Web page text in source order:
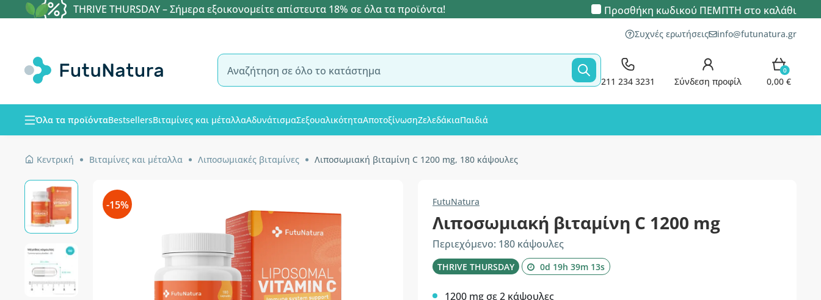
THRIVE THURSDAY – Σήμερα εξοικονομείτε απίστευτα 18% σε όλα τα προϊόντα! Προσθήκη κωδικού ΠΕΜΠΤΗ στο καλάθι
Συχνές ερωτήσεις info@futunatura.gr
211 234 3231 Σύνδεση προφίλ
0
0,00 €
Όλα τα προϊόνταBestsellersΒιταμίνες και μέταλλαΑδυνάτισμαΣεξουαλικότηταΑποτοξίνωσηΖελεδάκιαΠαιδιά
Κεντρική Βιταμίνες και μέταλλα Λιποσωμιακές βιταμίνες Λιποσωμιακή βιταμίνη C 1200 mg, 180 κάψουλες
-15% FutuNatura
Λιποσωμιακή βιταμίνη C 1200 mg
Περιεχόμενο: 180 κάψουλες
THRIVE THURSDAY 0d 19h 39m 12s
1200 mg σε 2 κάψουλες